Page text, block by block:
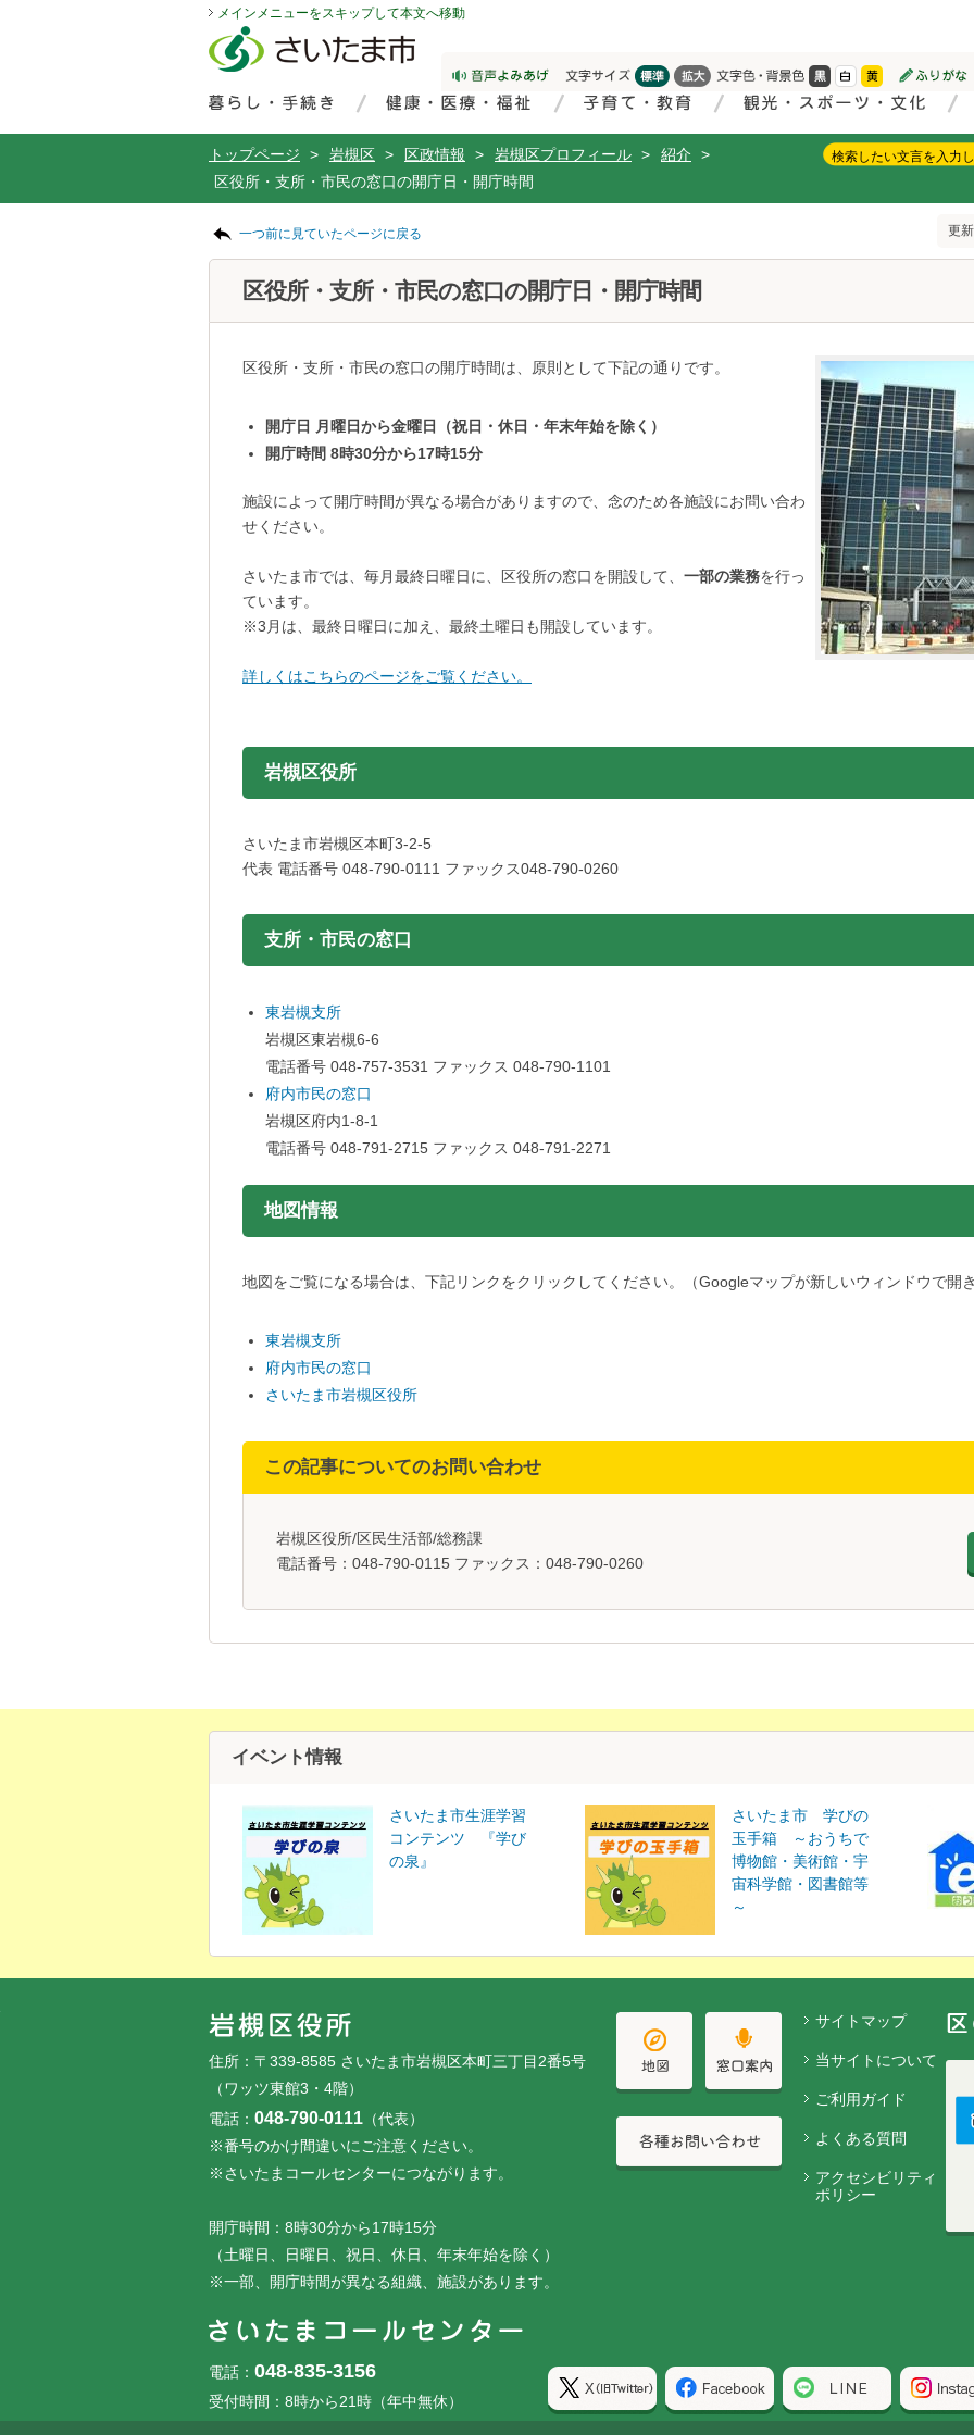
メインメニューをスキップして本文へ移動
トップページ > 岩槻区 > 区政情報 > 岩槻区プロフィール > 紹介
>
区役所・支所・市民の窓口の開庁日・開庁時間
一つ前に見ていたページに戻る 更
区役所・支所・市民の窓口の開庁日・開庁時間
区役所・支所・市民の窓口の開庁時間は、原則として下記の通りです。
開庁日 月曜日から金曜日（祝日・休日・年末年始を除く）
開庁時間 8時30分から17時15分
施設によって開庁時間が異なる場合がありますので、念のため各施設にお問い合わ
せください。
さいたま市では、毎月最終日曜日に、区役所の窓口を開設して、 一部の業務を行っ
ています。
※3月は、最終日曜日に加え、最終土曜日も開設しています。
詳しくはこちらのページをご覧ください。
岩槻区役所
さいたま市岩槻区本町3-2-5
代表 電話番号 048-790-0111 ファックス048-790-0260
支所・市民の窓口
東岩槻支所
岩槻区東岩槻6-6
電話番号 048-757-3531 ファックス 048-790-1101
府内市民の窓口
岩槻区府内1-8-1
電話番号 048-791-2715 ファックス 048-791-2271
地図情報
地図をご覧になる場合は、下記リンクをクリックしてください。（Googleマップが新しいウィンドウで開
東岩槻支所
府内市民の窓口
さいたま市岩槻区役所
この記事についてのお問い合わせ
岩槻区役所/区民生活部/総務課
電話番号：048-790-0115 ファックス：048-790-0260
イベント情報
さいたま市生涯学習
コンテンツ 『学び
の泉』
さいたま市 学びの
玉手箱 ～おうちで
博物館・美術館・宇
宙科学館・図書館等
～
住所：〒339-8585 さいたま市岩槻区本町三丁目2番5号
（ワッツ東館3・4階）
電話： 048-790-0111 （代表）
※番号のかけ間違いにご注意ください。
※さいたまコールセンターにつながります。
開庁時間：8時30分から17時15分
（土曜日、日曜日、祝日、休日、年末年始を除く）
※一部、開庁時間が異なる組織、施設があります。
電話： 048-835-3156
受付時間：8時から21時（年中無休）
サイトマップ
当サイトについて
ご利用ガイド
よくある質問
アクセシビリティ
ポリシー